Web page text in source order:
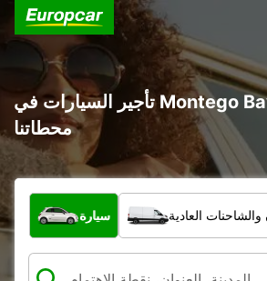
تأجير السيارات في Montego Bay : اكتشف جميع
محطاتنا
ما نوع المركبة؟
سيارة العادية